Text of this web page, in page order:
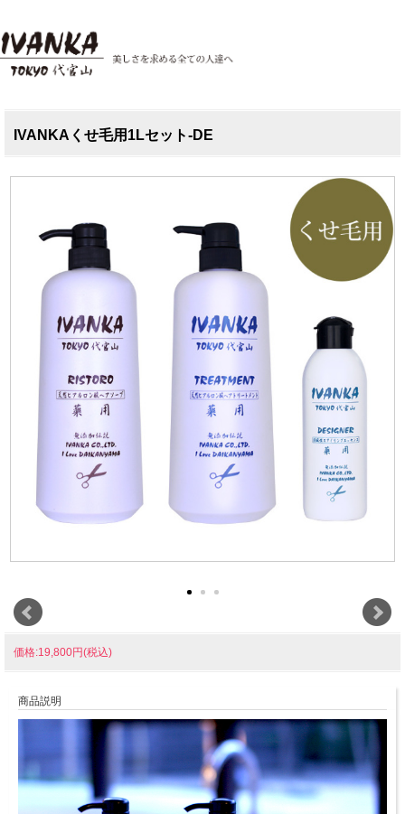
IVANKAくせ毛用1Lセット-DE
価格:19,800円(税込)
商品説明